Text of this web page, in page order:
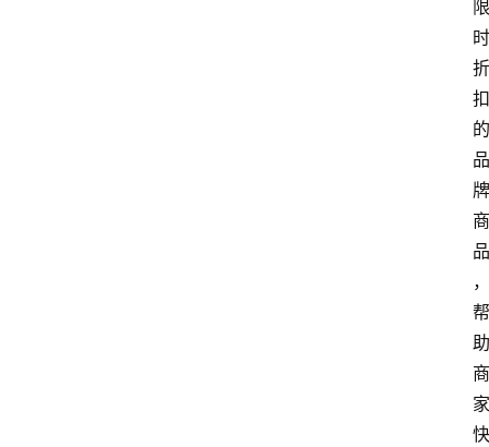
限
时
折
扣
的
品
牌
商
品
，
帮
助
商
家
快